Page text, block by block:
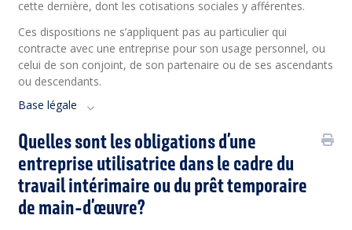
cette dernière, dont les cotisations sociales y afférentes.
Ces dispositions ne s’appliquent pas au particulier qui
contracte avec une entreprise pour son usage personnel, ou
celui de son conjoint, de son partenaire ou de ses ascendants
ou descendants.
Base légale
Quelles sont les obligations d’une
entreprise utilisatrice dans le cadre du
travail intérimaire ou du prêt temporaire
de main-d’œuvre?